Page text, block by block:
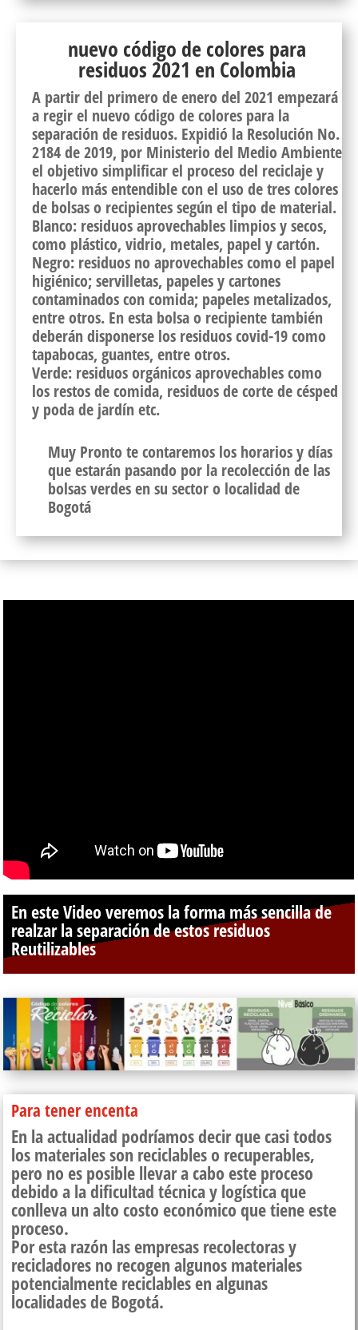
nuevo código de colores para
residuos 2021 en Colombia
A partir del primero de enero del 2021 empezará
a regir el nuevo código de colores para la
separación de residuos. Expidió la Resolución No.
2184 de 2019, por Ministerio del Medio Ambiente
el objetivo simplificar el proceso del reciclaje y
hacerlo más entendible con el uso de tres colores
de bolsas o recipientes según el tipo de material.
Blanco: residuos aprovechables limpios y secos,
como plástico, vidrio, metales, papel y cartón.
Negro: residuos no aprovechables como el papel
higiénico; servilletas, papeles y cartones
contaminados con comida; papeles metalizados,
entre otros. En esta bolsa o recipiente también
deberán disponerse los residuos covid-19 como
tapabocas, guantes, entre otros.
Verde: residuos orgánicos aprovechables como
los restos de comida, residuos de corte de césped
y poda de jardín etc.
Muy Pronto te contaremos los horarios y días
que estarán pasando por la recolección de las
bolsas verdes en su sector o localidad de
Bogotá
En este Video veremos la forma más sencilla de
realzar la separación de estos residuos
Reutilizables
Para tener encenta
En la actualidad podríamos decir que casi todos
los materiales son reciclables o recuperables,
pero no es posible llevar a cabo este proceso
debido a la dificultad técnica y logística que
conlleva un alto costo económico que tiene este
proceso.
Por esta razón las empresas recolectoras y
recicladores no recogen algunos materiales
potencialmente reciclables en algunas
localidades de Bogotá.